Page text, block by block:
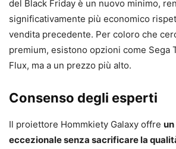
del Black Friday è un nuovo minimo,
significativamente più economico
vendita precedente. Per coloro che
premium, esistono opzioni come Sega
Flux, ma a un prezzo più alto.
Consenso degli esperti
Il proiettore Hommkiety Galaxy offre
eccezionale senza sacrificare la